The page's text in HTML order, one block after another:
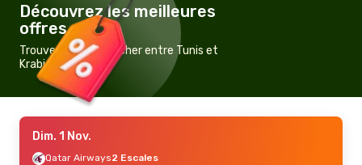
Découvrez les meilleures
offres
Trouvez un vol pas cher entre Tunis et
Krabi
Dim. 1 Nov.
Qatar Airways2 Escales